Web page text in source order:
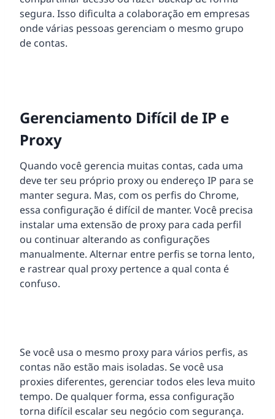
segura. Isso dificulta a colaboração em empresas
onde várias pessoas gerenciam o mesmo grupo
de contas.
Gerenciamento Difícil de IP e
Proxy
Quando você gerencia muitas contas, cada uma
deve ter seu próprio proxy ou endereço IP para se
manter segura. Mas, com os perfis do Chrome,
essa configuração é difícil de manter. Você precisa
instalar uma extensão de proxy para cada perfil
ou continuar alterando as configurações
manualmente. Alternar entre perfis se torna lento,
e rastrear qual proxy pertence a qual conta é
confuso.
Se você usa o mesmo proxy para vários perfis, as
contas não estão mais isoladas. Se você usa
proxies diferentes, gerenciar todos eles leva muito
tempo. De qualquer forma, essa configuração
torna difícil escalar seu negócio com segurança.